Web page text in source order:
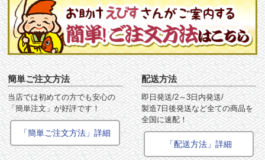
簡単ご注文方法
当店では初めての方でも安心の
「簡単注文」が好評です！
「簡単ご注文方法」詳細
配送方法
即日発送/2～3日内発送/
製造7日後発送など全ての商品を
全国に速配！
「配送方法」詳細